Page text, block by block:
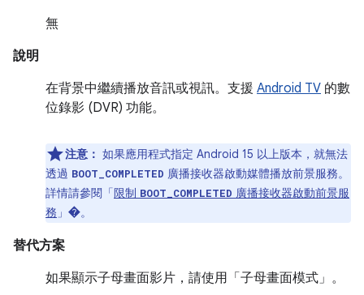
無
說明
在背景中繼續播放音訊或視訊。支援 Android TV 的數
位錄影 (DVR) 功能。
注意： 如果應用程式指定 Android 15 以上版本，就無法
透過 BOOT_COMPLETED 廣播接收器啟動媒體播放前景服務。
詳情請參閱「限制 BOOT_COMPLETED 廣播接收器啟動前景服
務 」 �。
替代方案
如果顯示子母畫面影片，請使用「子母畫面模式」 。